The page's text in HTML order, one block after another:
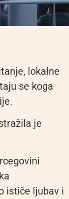
lokalne
se koga
je
ističe ljubav i